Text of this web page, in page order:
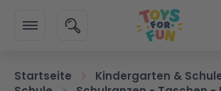
SUCHE
Startseite
Kindergarten &